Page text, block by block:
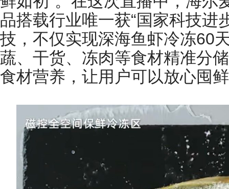
品搭载行业唯一获“国家科技进
技，不仅实现深海鱼虾冷冻60
蔬、干货、冻肉等食材精准分
食材营养，让用户可以放心囤